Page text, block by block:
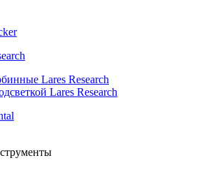
Lares Research
Lares Research